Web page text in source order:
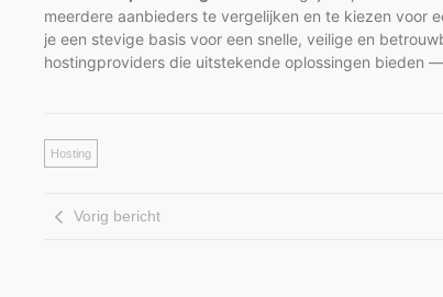
meerdere aanbieders te vergelijken en te kiezen voor
je een stevige basis voor een snelle, veilige en
hostingproviders die uitstekende oplossingen bieden
Hosting
Vorig bericht